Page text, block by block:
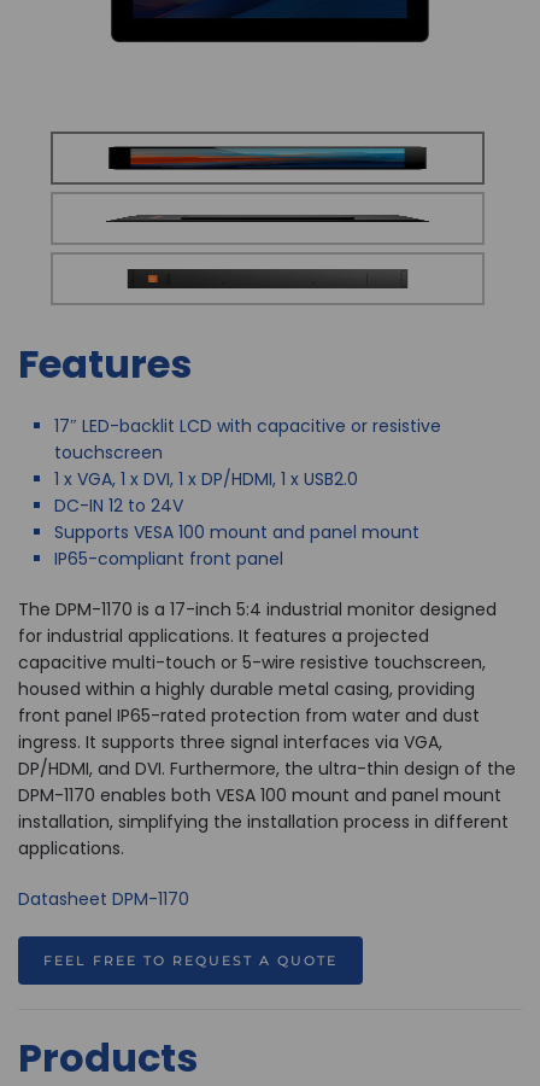
Features
17″ LED-backlit LCD with capacitive or resistive
touchscreen
1 x VGA, 1 x DVI, 1 x DP/HDMI, 1 x USB2.0
DC-IN 12 to 24V
Supports VESA 100 mount and panel mount
IP65-compliant front panel
The DPM-1170 is a 17-inch 5:4 industrial monitor designed
for industrial applications. It features a projected
capacitive multi-touch or 5-wire resistive touchscreen,
housed within a highly durable metal casing, providing
front panel IP65-rated protection from water and dust
ingress. It supports three signal interfaces via VGA,
DP/HDMI, and DVI. Furthermore, the ultra-thin design of the
DPM-1170 enables both VESA 100 mount and panel mount
installation, simplifying the installation process in different
applications.
Datasheet DPM-1170
FEEL FREE TO REQUEST A QUOTE
Products